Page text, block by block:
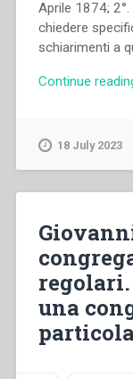
Aprile 1874;
chiedere
schiarimenti a
Continue
18 July 2023
una